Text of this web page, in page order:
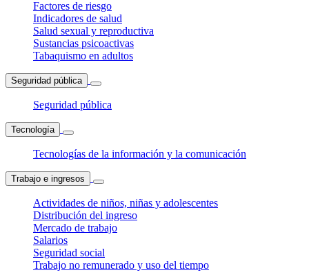
Factores de riesgo
Indicadores de salud
Salud sexual y reproductiva
Sustancias psicoactivas
Tabaquismo en adultos
Seguridad pública
Seguridad pública
Tecnología
Tecnologías de la información y la comunicación
Trabajo e ingresos
Actividades de niños, niñas y adolescentes
Distribución del ingreso
Mercado de trabajo
Salarios
Seguridad social
Trabajo no remunerado y uso del tiempo